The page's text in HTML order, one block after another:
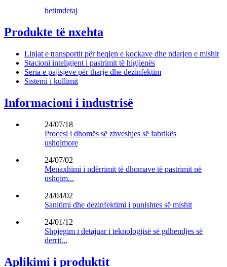
hetimdetaj
Produkte të nxehta
Linjat e transportit për heqjen e kockave dhe ndarjen e mishit
Stacioni inteligjent i pastrimit të higjienës
Seria e pajisjeve për tharje dhe dezinfektim
Sistemi i kullimit
Informacioni i industrisë
24/07/18
Procesi i dhomës së zhveshjes së fabrikës
ushqimore
24/07/02
Menaxhimi i ndërrimit të dhomave të pastrimit në
ushqim...
24/04/02
Sanitimi dhe dezinfektimi i punishtes së mishit
24/01/12
Shpjegim i detajuar i teknologjisë së gdhendjes së
derrit...
Aplikimi i produktit